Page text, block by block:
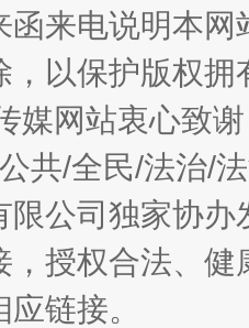
子
判无期
函来电说明本
，以保护版权
媒网站衷心致
共/全民/法治/
限公司独家协
，授权合法、
链接。